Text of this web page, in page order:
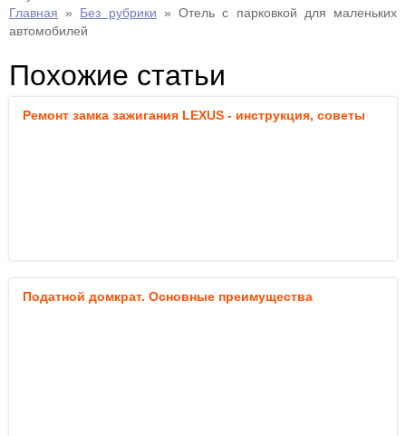
Главная » Без рубрики »Отель с парковкой для маленьких
автомобилей
Похожие статьи
Ремонт замка зажигания LEXUS - инструкция, советы
Податной домкрат. Основные преимущества